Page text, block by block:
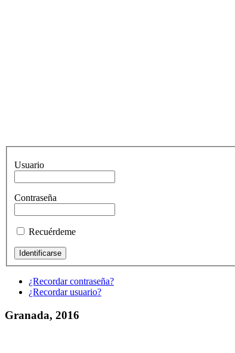
Usuario
Contraseña
Recuérdeme
¿Recordar contraseña?
¿Recordar usuario?
Granada, 2016